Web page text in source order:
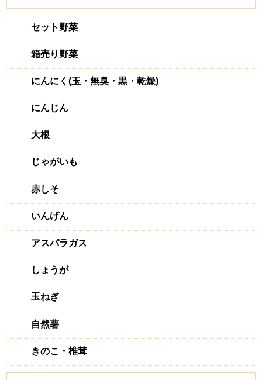
セット野菜
箱売り野菜
にんにく(玉・無臭・黒・乾燥)
にんじん
大根
じゃがいも
赤しそ
いんげん
アスパラガス
しょうが
玉ねぎ
自然薯
きのこ・椎茸